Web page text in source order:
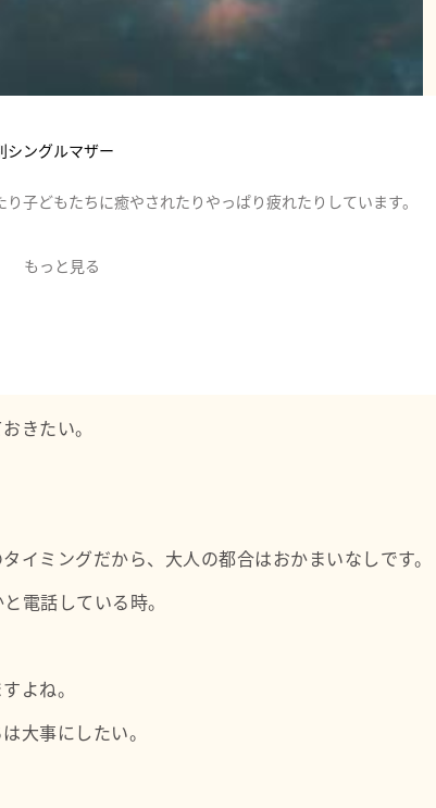
シングルマザー
子どもたちに癒やされたりやっぱり疲れたりしています。
もっと見る
きたい。
イミングだから、大人の都合はおかまいなしです。
電話している時。
よね。
大事にしたい。